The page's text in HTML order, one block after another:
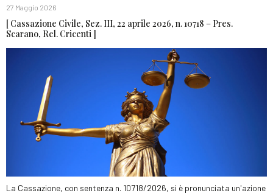
27 Maggio 2026
[ Cassazione Civile, Sez. III, 22 aprile 2026, n. 10718 – Pres.
Scarano, Rel. Cricenti ]
La Cassazione, con sentenza n. 10718/2026, si è pronunciata un'azione